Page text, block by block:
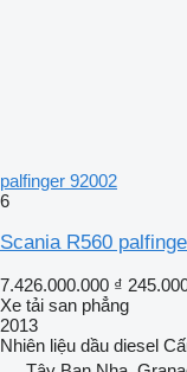
palfinger 92002
6
Scania R560
7.426.000.000 ₫
Xe tải san phẳng
2013
Nhiên liệu dầu diesel